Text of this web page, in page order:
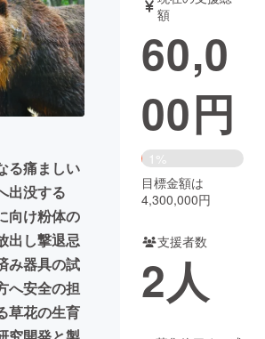
ー・ガジェット
画 書籍・雑誌
起業 チャレンジ
り・地域活性化
Social Good
CAMPFIRE Creation
るさと納税machi-ya コミュニティ
る痛ましい
出没する
向け粉体の
出し撃退忌
み器具の試
へ安全の担
草花の生育
額
60,0
00円
1%
目標金額は
4,300,000円
支援者数
2人